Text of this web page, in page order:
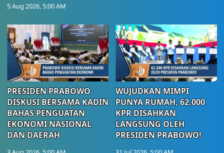
5 Aug 2026, 5:00 AM
PRESIDEN PRABOWO
DISKUSI BERSAMA KADIN
BAHAS PENGUATAN
EKONOMI NASIONAL
DAN DAERAH
WUJUDKAN MIMPI
PUNYA RUMAH, 62.000
KPR DISAHKAN
LANGSUNG OLEH
PRESIDEN PRABOWO!